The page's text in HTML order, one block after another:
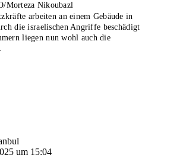
Morteza Nikoubazl
arbeiten an einem Gebäude in
die israelischen Angriffe beschädigt
liegen nun wohl auch die
um 15:04